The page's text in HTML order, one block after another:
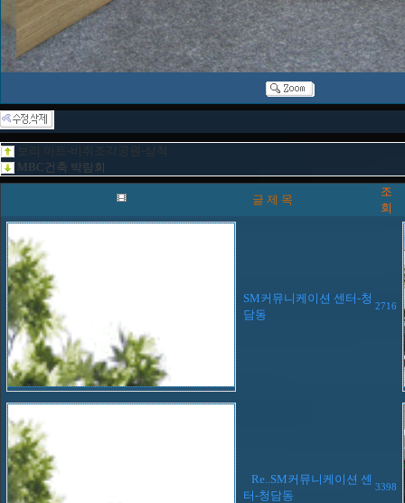
보리 아트-비취조각공원-삼척
MBC건축 박람회
글 제 목
조
회
SM커뮤니케이션 센터-청
담동
2716
Re..SM커뮤니케이션 센
터-청담동
3398